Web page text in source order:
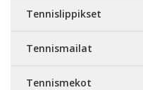
Tennislippikset
Tennismailat
Tennismekot